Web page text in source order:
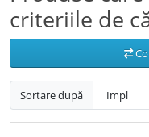
criteriile de
Sortare după